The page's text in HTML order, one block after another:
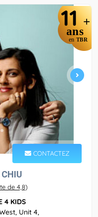
11 +
ans
en TBR
CONTACTEZ
de 4,8)
4 KIDS
Unit 4,